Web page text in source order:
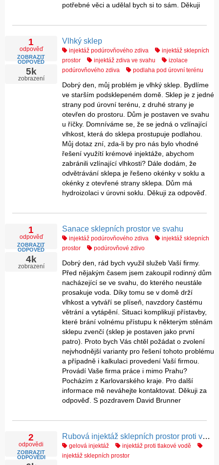
potřebné věci a udělal bych si to sám. Děkuji
1
odpověď
ZOBRAZIT
ODPOVĚĎ
5k
zobrazení
Vlhký sklep
injektáž podúrovňového zdiva
injektáž sklepních
prostor
injektáž zdiva ve svahu
izolace
podúrovňového zdiva
podlaha pod úrovní terénu
Dobrý den, můj problém je vlhký sklep. Bydlíme
ve starším podsklepeném domě. Sklep je z jedné
strany pod úrovní terénu, z druhé strany je
otevřen do prostoru. Dům je postaven ve svahu
u říčky. Domníváme se, že se jedná o vzlínající
vlhkost, která do sklepa prostupuje podlahou.
Můj dotaz zní, zda-li by pro nás bylo vhodné
řešení využítí krémové injektáže, abychom
zabránili vzlínající vlhkosti? Dále dodám, že
odvětrávání sklepa je řešeno okénky v soklu a
okénky z otevřené strany sklepa. Dům má
hydroizolaci v úrovni soklu. Děkuji za odpověď.
1
odpověď
ZOBRAZIT
ODPOVĚĎ
4k
zobrazení
Sanace sklepních prostor ve svahu
injektáž podúrovňového zdiva
injektáž sklepních
prostor
podúrovňové zdivo
Dobrý den, rád bych využil služeb Vaší firmy.
Před nějakým časem jsem zakoupil rodinný dům
nacházející se ve svahu, do kterého neustále
prosakuje voda. Díky tomu se v domě drží
vlhkost a vytváří se plíseň, navzdory častému
větrání a vytápění. Situaci komplikují přístavby,
které brání volnému přístupu k některým stěnám
sklepu zvenčí (sklep je postaven jako první
patro). Proto bych Vás chtěl požádat o zvolení
nejvhodnější varianty pro řešení tohoto problému
a případně i kalkulaci provedení Vaší firmou.
Provádí Vaše firma práce i mimo Prahu?
Pocházím z Karlovarského kraje. Pro další
informace mě neváhejte kontaktovat. Děkuji za
odpověď. S pozdravem David Brunner
2
odpovědi
ZOBRAZIT
ODPOVĚDI
Rubová injektáž sklepních prostor proti vnikající tlakové vodě
gelová injektáž
injektáž proti tlakové vodě
injektáž sklepních prostor